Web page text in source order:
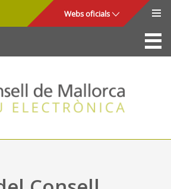
Webs oficials
La Seu
Consell de Mallorca
Accés i seguretat
Utilitats